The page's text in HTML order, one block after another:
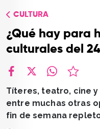
CONTACTO
CULTURA
¿Qué hay para
culturales del
Títeres, teatro, cine
entre muchas otras
fin de semana